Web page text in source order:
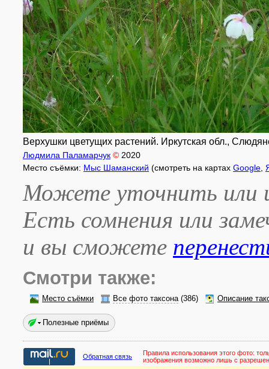
Верхушки цветущих растений. Иркутская обл.,
Людмила Паламарчук © 2020
Место съёмки: Мыс Шаманский (смотреть на картах Google
Можете уточнить или
Есть сомнения или
и вы сможете
Смотри также:
Место съёмки Все фото таксона(386) Описание
Полезные приёмы
Обратная связь Правила использования этого фото:
изображения возможно лишь с